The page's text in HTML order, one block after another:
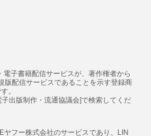
子書籍配信サービスが、著作権者から
版配信サービスであることを示す登録商
。
出版制作・流通協議会]で検索してくだ
フー株式会社のサービスであり、LIN